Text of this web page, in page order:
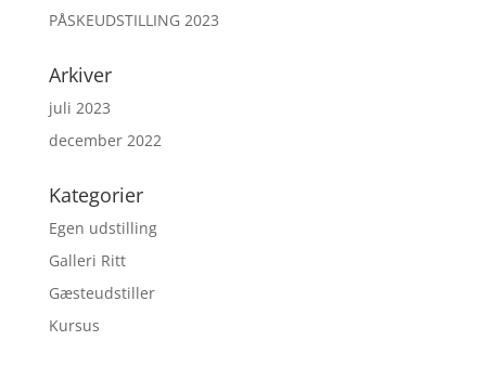
PÅSKEUDSTILLING 2023
Arkiver
juli 2023
december 2022
Kategorier
Egen udstilling
Galleri Ritt
Gæsteudstiller
Kursus